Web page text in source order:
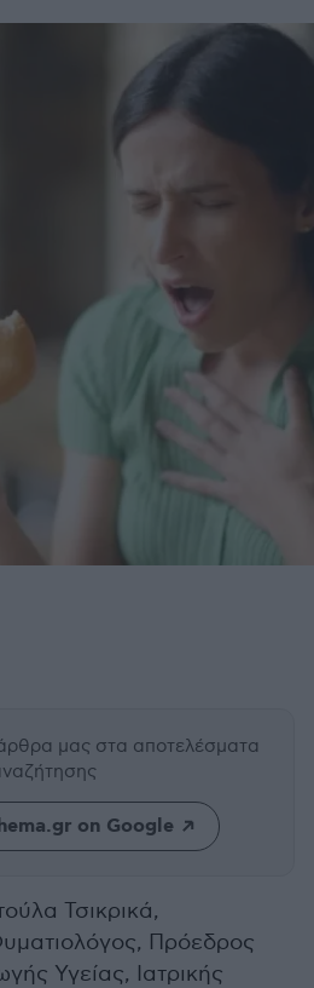
μας στα αποτελέσματα
on Google
Τσικρικά,
Πρόεδρος
Υγείας, Ιατρικής